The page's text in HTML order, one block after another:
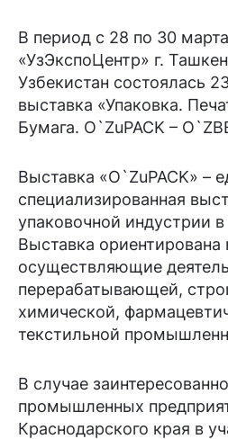
В период с 28 по 30
«УзЭкспоЦентр» г.
Узбекистан состоялась
выставка «Упаковка.
Бумага. O`ZuPACK –
Выставка «O`ZuPACK» –
специализированная
упаковочной индустрии в
Выставка ориентирована
осуществляющие
перерабатывающей,
химической,
текстильной
В случае
промышленных
Краснодарского края в